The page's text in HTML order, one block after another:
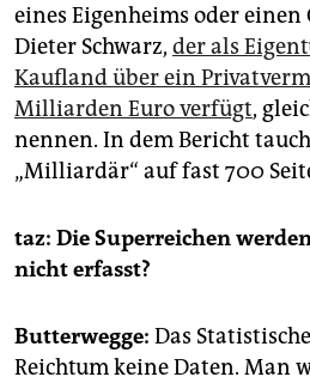
eines Eigenheims oder
Dieter Schwarz, der als
Kaufland über ein
Milliarden Euro verfügt,
nennen. In dem Bericht
„Milliardär“ auf fast 700
taz: Die Superreichen
nicht erfasst?
Butterwegge: Das
Reichtum keine Daten. Man